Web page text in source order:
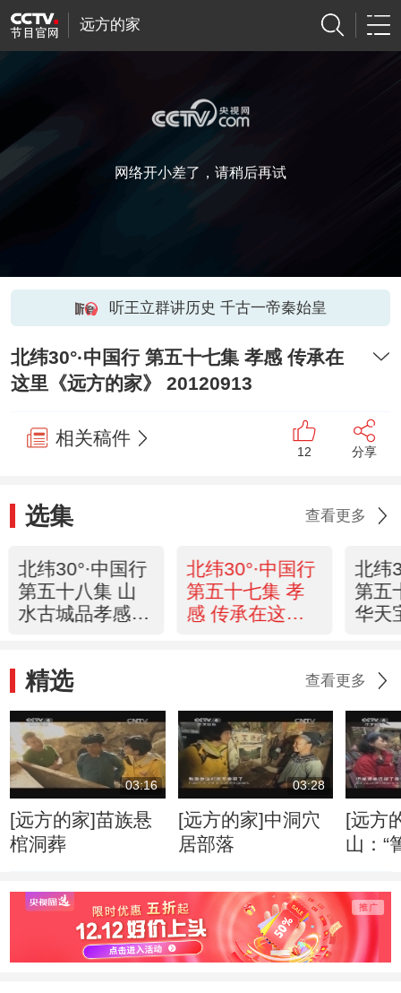
远方的家
网络开小差了，请稍后再试
听王立群讲历史 千古一帝秦始皇
北纬30°·中国行 第五十七集 孝感 传承在
这里《远方的家》 20120913
相关稿件
12 分享
选集 查看更多
北纬30°·中国行
第五十八集 山
水古城品孝感
北纬30°·中国行
第五十七集 孝
感 传承在这里
北纬
第五
华天
精选 查看更多
03:16
[远方的家]苗族悬
棺洞葬
03:28
[远方的家]中洞穴
居部落
[远方
山：“